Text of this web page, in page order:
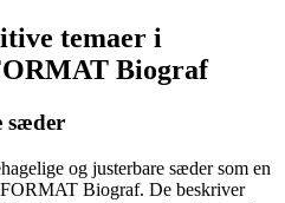
temaer i
Biograf
sæder
og justerbare sæder som en
Biograf. De beskriver